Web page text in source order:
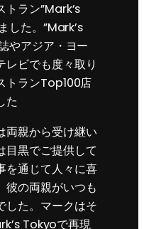
トラン”Mark’s
した。”Mark’s
やアジア・ヨー
レビでも度々取り
トランTop100店
た
両親から受け継い
目黒でご提供して
を通じて人々に喜
彼の両親がいつも
した。マークはそ
Tokyoで再現